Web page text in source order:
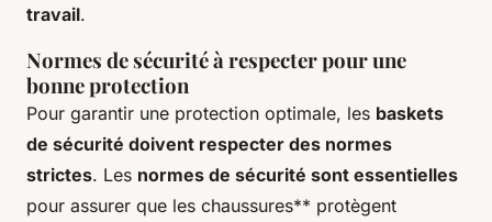
travail.
Normes de sécurité à respecter pour une
bonne protection
Pour garantir une protection optimale, les baskets
de sécurité doivent respecter des normes
strictes. Les normes de sécurité sont essentielles
pour assurer que les chaussures** protègent